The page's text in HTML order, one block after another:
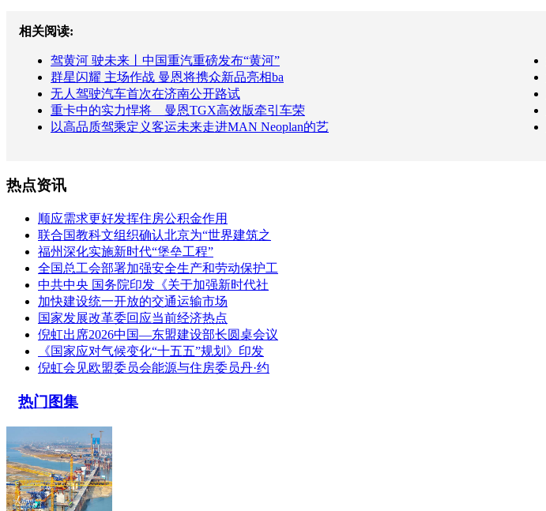
相关阅读:
驾黄河 驶未来丨中国重汽重磅发布“黄河”
群星闪耀 主场作战 曼恩将携众新品亮相ba
无人驾驶汽车首次在济南公开路试
重卡中的实力悍将 曼恩TGX高效版牵引车荣
以高品质驾乘定义客运未来走进MAN Neoplan的艺
热点资讯
顺应需求更好发挥住房公积金作用
联合国教科文组织确认北京为“世界建筑之
福州深化实施新时代“堡垒工程”
全国总工会部署加强安全生产和劳动保护工
中共中央 国务院印发《关于加强新时代社
加快建设统一开放的交通运输市场
国家发展改革委回应当前经济热点
倪虹出席2026中国—东盟建设部长圆桌会议
《国家应对气候变化“十五五”规划》印发
倪虹会见欧盟委员会能源与住房委员丹·约
热门图集